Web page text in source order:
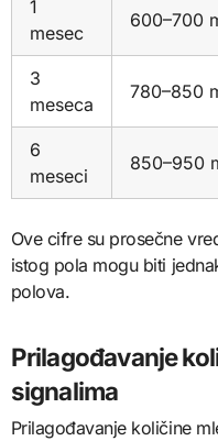
1
mesec
600–700
3
meseca
780–850
6
meseci
850–950
Ove cifre su prosečne
istog pola mogu biti
polova.
Prilagođavanje
signalima
Prilagođavanje količine